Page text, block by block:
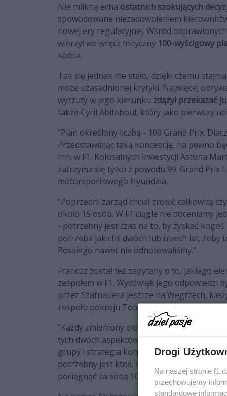
Nie milkną echa ostatnich szokujących
spowodowane niezadowoleniem
nowej ery regulacyjnej. Wśród
wierzył we wręcz mityczny 100-wyścigowy
końca.
Tak się jednak nie stało, dzięki czemu
może uzasadnionej krytyki. Najwięcej
wyrzuty w jego kierunku zdążył przekazać
także Cyril Abiteboul, który jako pierwszy
"Plan określony liczbą - 100 Grand Prix.
Przedstawiając taką koncepcję, na pewno
inni w F1. Kolosalnych inwestycji Astona
zatrzyma się tylko z powodu 99. Grand Prix
motorsportowego Hyundaia.
"Poprzedni zarząd chciał zrobić całkowitą
około 15 osób. W F1 ciągle nie doceniamy
- potrzebny jest czas na to, by zyskać
potrzeba jakichś dwóch lub trzech lat, żeby
Rossiego nawet nie odnotowaliśmy."
Francuz został też zapytany o to, jakiego
zespołem w F1. Wydźwięk jego
przez Szafnauera jeszcze na Węgrzech,
zespołu pokroju Toto Wolffa czy Christiana
"Każdy zmieniony element zagraża
tych dwóch aspektów brakuje Alpine.
grupy i strategia korporacyjna marki Alpine
potrzebny jest ktoś, kto będzie tym
pociągnąć za sobą 1000 osób, bardzo
Drogi
Na naszej stronie
przechowujemy
standardowe